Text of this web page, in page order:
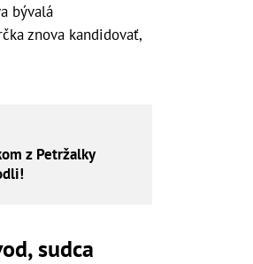
bývalá
znova kandidovať,
z Petržalky
sudca